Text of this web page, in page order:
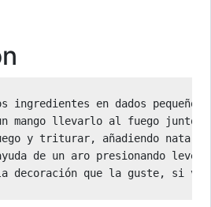
ingredientes en dados
mango llevarlo al fuego junto
y triturar, añadiendo nata.
de un aro presionando